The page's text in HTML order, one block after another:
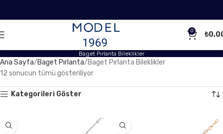
0 ₺
Baget Pırlanta Bileklikler
Ana Sayfa Baget Pırlanta Baget Pırlanta Bileklikler
12 sonucun tümü gösteriliyor
Kategorileri Göster